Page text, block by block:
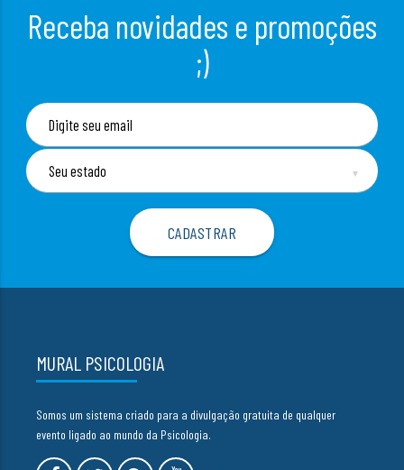
Receba novidades e promoções
;)
▼
MURAL PSICOLOGIA
Somos um sistema criado para a divulgação gratuita de qualquer
evento ligado ao mundo da Psicologia.